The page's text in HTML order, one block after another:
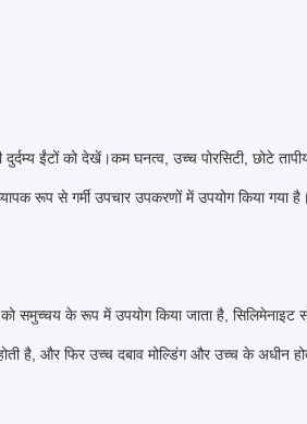
ईंटों को देखें।कम घनत्व, उच्च पोरसिटी, छोटे
रूप से गर्मी उपचार उपकरणों में उपयोग किया गया है।
समुच्चय के रूप में उपयोग किया जाता है, सिलिमेनाइट
है, और फिर उच्च दबाव मोल्डिंग और उच्च के अधीन